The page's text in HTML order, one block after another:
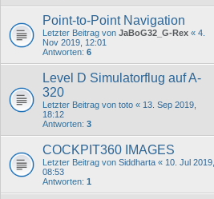
Point-to-Point Navigation
Letzter Beitrag von JaBoG32_G-Rex « 4.
Nov 2019, 12:01
Antworten: 6
Level D Simulatorflug auf A-
320
Letzter Beitrag von toto « 13. Sep 2019,
18:12
Antworten: 3
COCKPIT360 IMAGES
Letzter Beitrag von Siddharta « 10. Jul 2019,
08:53
Antworten: 1